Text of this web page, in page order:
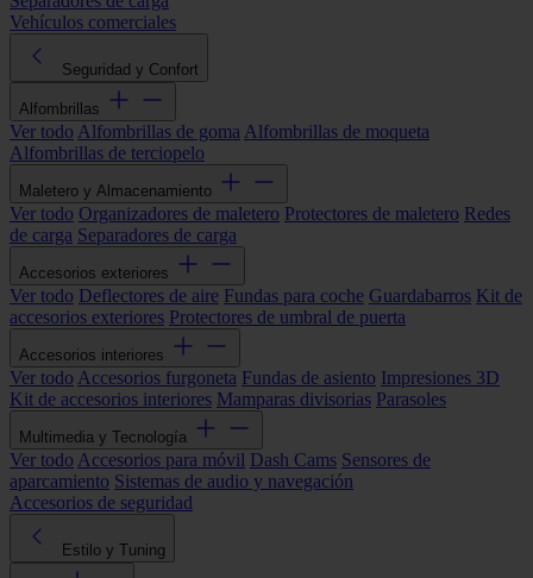
Vehículos comerciales
Seguridad y Confort
Alfombrillas
Ver todo Alfombrillas de goma Alfombrillas de moqueta
Alfombrillas de terciopelo
Maletero y Almacenamiento
Ver todo Organizadores de maletero Protectores de maletero Redes
de carga Separadores de carga
Accesorios exteriores
Ver todo Deflectores de aire Fundas para coche Guardabarros Kit de
accesorios exteriores Protectores de umbral de puerta
Accesorios interiores
Ver todo Accesorios furgoneta Fundas de asiento Impresiones 3D
Kit de accesorios interiores Mamparas divisorias Parasoles
Multimedia y Tecnología
Ver todo Accesorios para móvil Dash Cams Sensores de
aparcamiento Sistemas de audio y navegación
Accesorios de seguridad
Estilo y Tuning